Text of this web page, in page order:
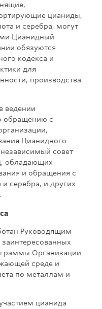
цианиды,
и серебра, могут
Цианидный
обязуются
кодекса и
для
производства
ведении
обращению с
Цианидного
совет
обладающих
и обращения с
серебра, и других
Руководящим
Организации
среде и
по металлам и
цианида